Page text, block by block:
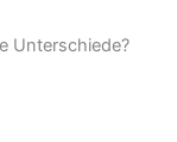
Unterschiede?